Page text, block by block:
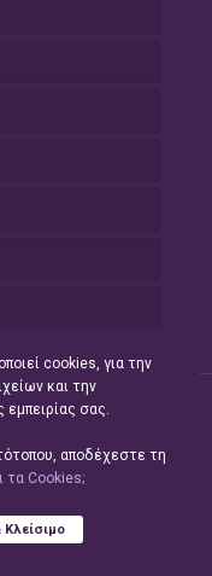
Press Media
cookies, για την
και την
σας.
αποδέχεστε τη
τα Cookies;